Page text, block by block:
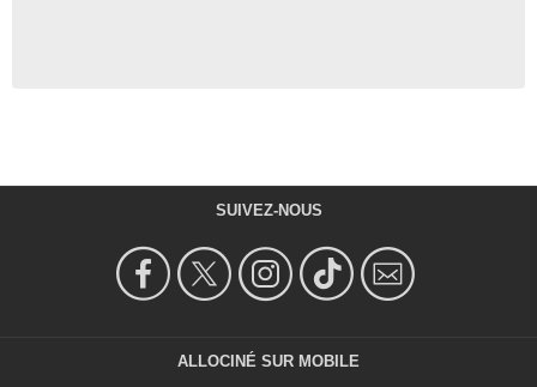
SUIVEZ-NOUS
ALLOCINÉ SUR MOBILE